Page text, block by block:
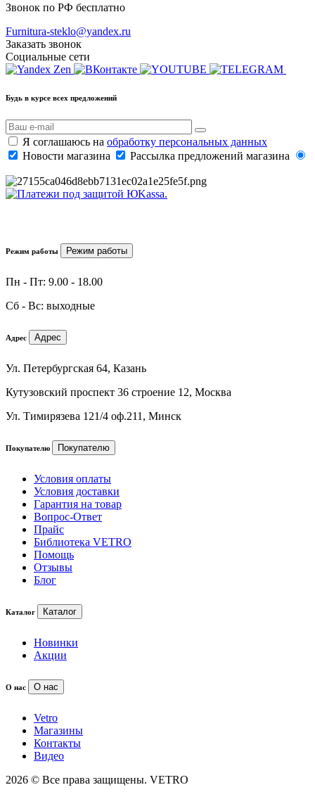
Звонок по РФ бесплатно
Furnitura-steklo@yandex.ru
Заказать звонок
Социальные сети
Будь в курсе всех предложений
Я соглашаюсь на обработку персональных данных
Новости магазина
Рассылка предложений магазина
Режим работы Режим работы
Пн - Пт: 9.00 - 18.00
Сб - Вс: выходные
Адрес Адрес
Ул. Петербургская 64, Казань
Кутузовский проспект 36 строение 12, Москва
Ул. Тимирязева 121/4 оф.211, Минск
Покупателю Покупателю
Условия оплаты
Условия доставки
Гарантия на товар
Вопрос-Ответ
Прайс
Библиотека VETRO
Помощь
Отзывы
Блог
Каталог Каталог
Новинки
Акции
О нас О нас
Vetro
Магазины
Контакты
Видео
2026 © Все права защищены. VETRO